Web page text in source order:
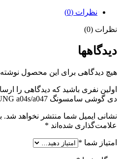
نظرات (0)
نظرات (0)
دیدگاهها
هیچ دیدگاهی برای این محصول
اولین نفری باشید که دیدگاهی را
دی گوشی سامسونگ SAMSUNG a04s/a047 اورجینال”
نشانی ایمیل شما منتشر نخواهد شد.
علامت‌گذاری شده‌اند *
امتیاز شما *